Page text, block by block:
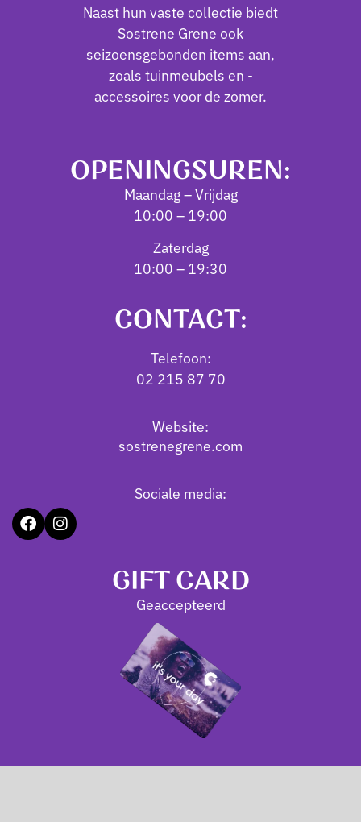
Naast hun vaste collectie biedt
Sostrene Grene ook
seizoensgebonden items aan,
zoals tuinmeubels en -
accessoires voor de zomer.
OPENINGSUREN:
Maandag – Vrijdag
10:00 – 19:00
Zaterdag
10:00 – 19:30
CONTACT:
Telefoon:
02 215 87 70
Website:
sostrenegrene.com
Sociale media:
GIFT CARD
Geaccepteerd